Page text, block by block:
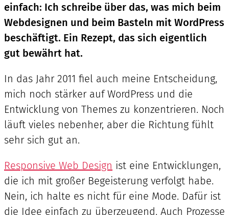
einfach: Ich schreibe über das, was mich beim
Webdesignen und beim Basteln mit WordPress
beschäftigt. Ein Rezept, das sich eigentlich
gut bewährt hat.
In das Jahr 2011 fiel auch meine Entscheidung,
mich noch stärker auf WordPress und die
Entwicklung von Themes zu konzentrieren. Noch
läuft vieles nebenher, aber die Richtung fühlt
sehr sich gut an.
Responsive Web Design ist eine Entwicklungen,
die ich mit großer Begeisterung verfolgt habe.
Nein, ich halte es nicht für eine Mode. Dafür ist
die Idee einfach zu überzeugend. Auch Prozesse